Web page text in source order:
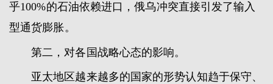
乎100%的石油依赖进口，俄乌冲突直接引发了输入
型通货膨胀。
第二，对各国战略心态的影响。
亚太地区越来越多的国家的形势认知趋于保守、